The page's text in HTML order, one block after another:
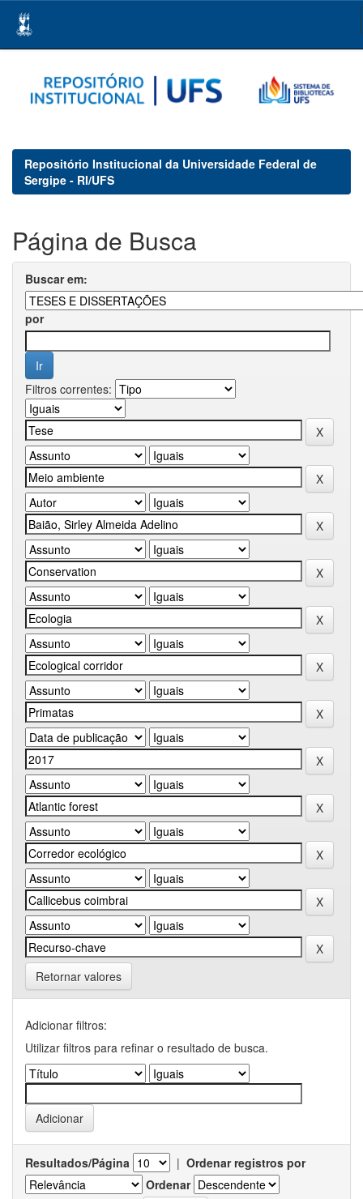
navigation
Repositório Institucional da Universidade Federal de
Sergipe - RI/UFS
Página de Busca
Buscar em:
por
Filtros correntes:
Retornar valores
Adicionar filtros:
Utilizar filtros para refinar o resultado de busca.
Resultados/Página | Ordenar registros por
Ordenar